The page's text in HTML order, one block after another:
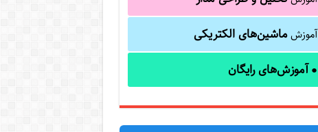
آموزشماشین‌های الکتریکی
●آموزش‌های رایگان